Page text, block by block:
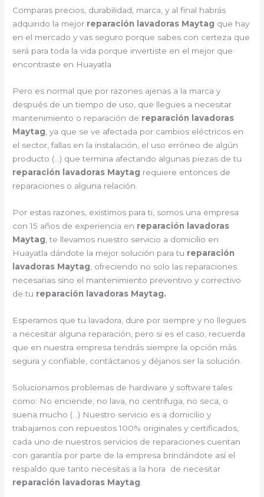
Comparas precios, durabilidad, marca, y al final habrás
adquirido la mejor reparación lavadoras Maytag que hay
en el mercado y vas seguro porque sabes con certeza que
será para toda la vida porque invertiste en el mejor que
encontraste en Huayatla
Pero es normal que por razones ajenas a la marca y
después de un tiempo de uso, que llegues a necesitar
mantenimiento o reparación de reparación lavadoras
Maytag , ya que se ve afectada por cambios eléctricos en
el sector, fallas en la instalación, el uso erróneo de algún
producto (…) que termina afectando algunas piezas de tu
reparación lavadoras Maytag requiere entonces de
reparaciones o alguna relación.
Por estas razones, existimos para ti, somos una empresa
con 15 años de experiencia en reparación lavadoras
Maytag , te llevamos nuestro servicio a domicilio en
Huayatla dándote la mejor solución para tu reparación
lavadoras Maytag , ofreciendo no solo las reparaciones
necesarias sino el mantenimiento preventivo y correctivo
de tu reparación lavadoras Maytag.
Esperamos que tu lavadora, dure por siempre y no llegues
a necesitar alguna reparación, pero si es el caso, recuerda
que en nuestra empresa tendrás siempre la opción más
segura y confiable, contáctanos y déjanos ser la solución.
Solucionamos problemas de hardware y software tales
como: No enciende, no lava, no centrifuga, no seca, o
suena mucho (…) Nuestro servicio es a domicilio y
trabajamos con repuestos 100% originales y certificados,
cada uno de nuestros servicios de reparaciones cuentan
con garantía por parte de la empresa brindándote así el
respaldo que tanto necesitas a la hora de necesitar
reparación lavadoras Maytag